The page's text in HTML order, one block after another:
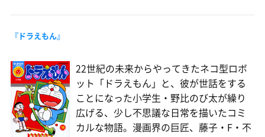
『ドラえもん』
22世紀の未来からやってきたネコ型ロボ
ット「ドラえもん」と、彼が世話をする
ことになった小学生・野比のび太が繰り
広げる、少し不思議な日常を描いたコミ
カルな物語。漫画界の巨匠、藤子・F・不